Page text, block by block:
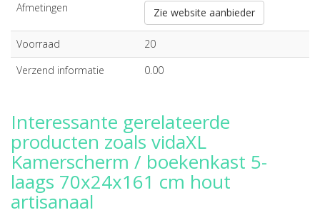
Afmetingen
Zie website aanbieder
Voorraad
20
Verzend informatie
0.00
Interessante gerelateerde
producten zoals vidaXL
Kamerscherm / boekenkast 5-
laags 70x24x161 cm hout
artisanaal